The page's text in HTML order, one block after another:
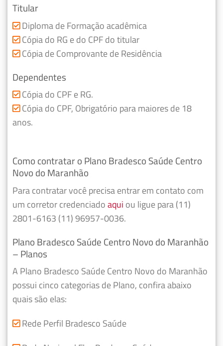
Titular
Diploma de Formação acadêmica
Cópia do RG e do CPF do titular
Cópia de Comprovante de Residência
Dependentes
Cópia do CPF e RG.
Cópia do CPF, Obrigatório para maiores de 18
anos.
Como contratar o Plano Bradesco Saúde Centro
Novo do Maranhão
Para contratar você precisa entrar em contato com
um corretor credenciadoaqui ou ligue para (11)
2801-6163 (11) 96957-0036.
Plano Bradesco Saúde Centro Novo do Maranhão
– Planos
A Plano Bradesco Saúde Centro Novo do Maranhão
possui cinco categorias de Plano, confira abaixo
quais são elas:
Rede Perfil Bradesco Saúde